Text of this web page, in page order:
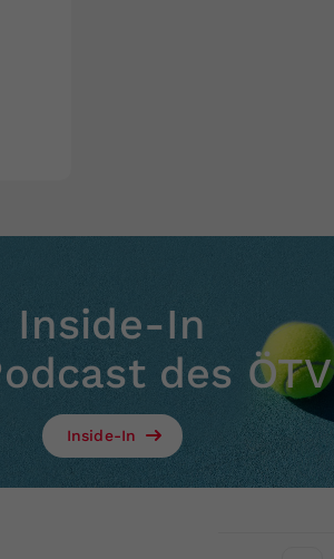
Inside-In
des ÖTV
Inside-In